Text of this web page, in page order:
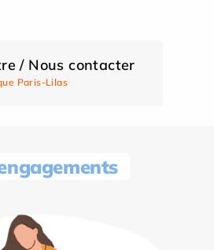
/ Nous contacter
Paris-Lilas